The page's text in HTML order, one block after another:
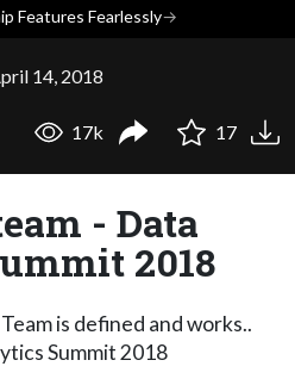
Features Fearlessly→
14, 2018
17k 17
- Data
2018
is defined and works..
Summit 2018